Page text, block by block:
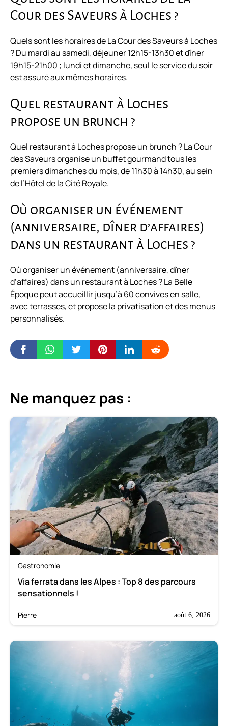
Cour des Saveurs à Loches ?
Quels sont les horaires de La Cour des Saveurs à Loches
? Du mardi au samedi, déjeuner 12h15-13h30 et dîner
19h15-21h00 ; lundi et dimanche, seul le service du soir
est assuré aux mêmes horaires.
Quel restaurant à Loches
propose un brunch ?
Quel restaurant à Loches propose un brunch ? La Cour
des Saveurs organise un buffet gourmand tous les
premiers dimanches du mois, de 11h30 à 14h30, au sein
de l’Hôtel de la Cité Royale.
Où organiser un événement
(anniversaire, dîner d’affaires)
dans un restaurant à Loches ?
Où organiser un événement (anniversaire, dîner
d’affaires) dans un restaurant à Loches ? La Belle
Époque peut accueillir jusqu’à 60 convives en salle,
avec terrasses, et propose la privatisation et des menus
personnalisés.
Ne manquez pas :
Gastronomie
Via ferrata dans les Alpes : Top 8 des parcours
sensationnels !
Pierre août 6, 2026